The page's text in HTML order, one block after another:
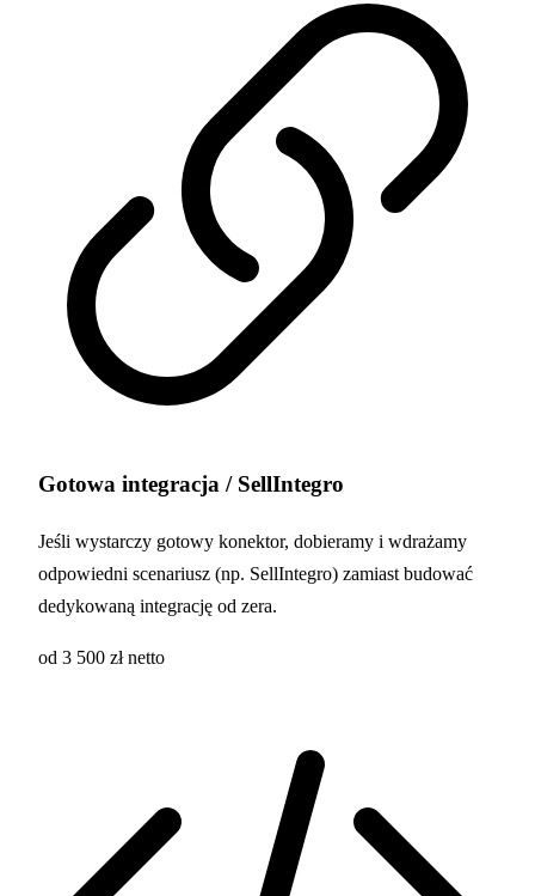
Gotowa integracja / SellIntegro
Jeśli wystarczy gotowy konektor, dobieramy i wdrażamy
odpowiedni scenariusz (np. SellIntegro) zamiast budować
dedykowaną integrację od zera.
od 3 500 zł netto